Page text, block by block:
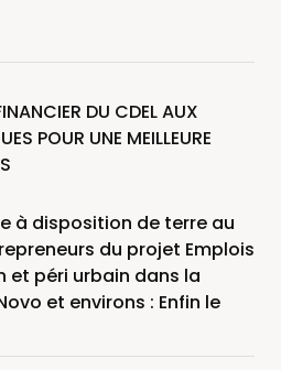
DU CDEL AUX
POUR UNE MEILLEURE
à disposition de terre au
du projet Emplois
et péri urbain dans la
et environs : Enfin le